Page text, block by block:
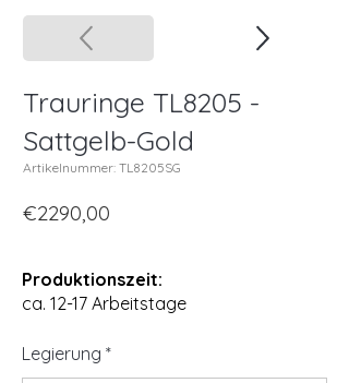
Trauringe TL8205 -
Sattgelb-Gold
Artikelnummer: TL8205SG
€2290,00
Produktionszeit:
ca. 12-17 Arbeitstage
Legierung